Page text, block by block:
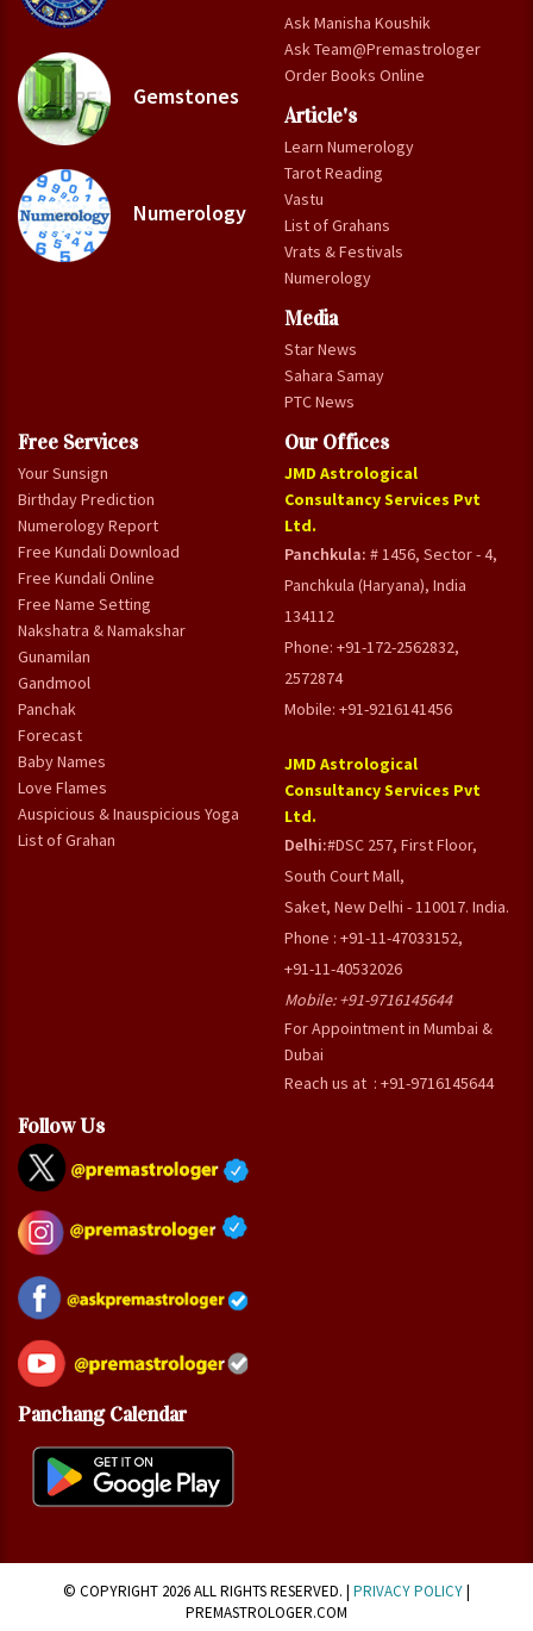
Gemstones
Numerology
Ask Manisha Koushik
Ask Team@Premastrologer
Order Books Online
Article's
Learn Numerology
Tarot Reading
Vastu
List of Grahans
Vrats & Festivals
Numerology
Media
Star News
Sahara Samay
PTC News
Free Services
Your Sunsign
Birthday Prediction
Numerology Report
Free Kundali Download
Free Kundali Online
Free Name Setting
Nakshatra & Namakshar
Gunamilan
Gandmool
Panchak
Forecast
Baby Names
Love Flames
Auspicious & Inauspicious Yoga
List of Grahan
Our Offices
JMD Astrological
Consultancy Services Pvt
Ltd.
Panchkula: # 1456, Sector - 4,
Panchkula (Haryana), India
134112
Phone: +91-172-2562832,
2572874
Mobile: +91-9216141456
JMD Astrological
Consultancy Services Pvt
Ltd.
Delhi:#DSC 257, First Floor,
South Court Mall,
Saket, New Delhi - 110017. India.
Phone : +91-11-47033152,
+91-11-40532026
Mobile:+91-9716145644
For Appointment in Mumbai &
Dubai
Reach us at : +91-9716145644
Follow Us
Panchang Calendar
© COPYRIGHT 2026 ALL RIGHTS RESERVED. | PRIVACY POLICY|
PREMASTROLOGER.COM